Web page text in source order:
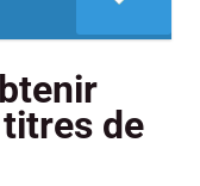
de